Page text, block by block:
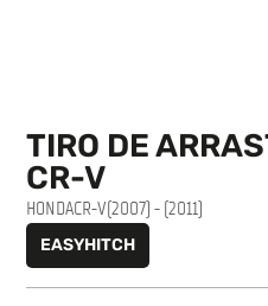
TIRO DE
CR-V
HONDACR-V(2007) - (2011)
EASYHITCH